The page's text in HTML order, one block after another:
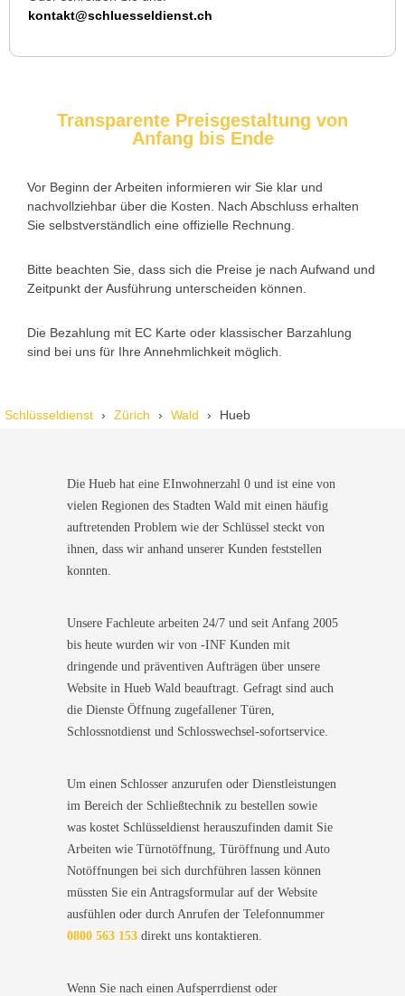
Service rufen. Techniker war schnell da, aber das Ersatzteil
Daniel W. aus Uster
Zuverlässiger Service bei einem verlorenen Haustürschlüssel.
Die Tür wurde ohne Kratzer geöffnet, nur der Preis war leicht
N Nadine H. aus Aadorf
Wir standen mit den Kindern vor verschlossener Tür – der
kontakt@schluesseldienst.ch
Transparente Preisgestaltung von
Anfang bis Ende
Vor Beginn der Arbeiten informieren wir Sie klar und
nachvollziehbar über die Kosten. Nach Abschluss erhalten
Sie selbstverständlich eine offizielle Rechnung.
Bitte beachten Sie, dass sich die Preise je nach Aufwand und
Zeitpunkt der Ausführung unterscheiden können.
Die Bezahlung mit EC Karte oder klassischer Barzahlung
sind bei uns für Ihre Annehmlichkeit möglich.
Schlüsseldienst Zürich Wald Hueb
Die Hueb hat eine EInwohnerzahl 0 und ist eine von
vielen Regionen des Stadten Wald mit einen häufig
auftretenden Problem wie der Schlüssel steckt von
ihnen, dass wir anhand unserer Kunden feststellen
konnten.
Unsere Fachleute arbeiten 24/7 und seit Anfang 2005
bis heute wurden wir von -INF Kunden mit
dringende und präventiven Aufträgen über unsere
Website in Hueb Wald beauftragt. Gefragt sind auch
die Dienste Öffnung zugefallener Türen,
Schlossnotdienst und Schlosswechsel-sofortservice.
Um einen Schlosser anzurufen oder Dienstleistungen
im Bereich der Schließtechnik zu bestellen sowie
was kostet Schlüsseldienst herauszufinden damit Sie
Arbeiten wie Türnotöffnung, Türöffnung und Auto
Notöffnungen bei sich durchführen lassen können
müssten Sie ein Antragsformular auf der Website
ausfühlen oder durch Anrufen der Telefonnummer
0800 563 153 direkt uns kontaktieren.
Wenn Sie nach einen Aufsperrdienst oder